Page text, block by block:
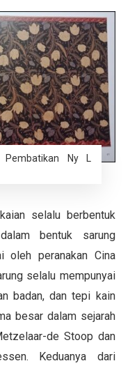
Ny L
selalu berbentuk
bentuk sarung
oleh peranakan Cina
selalu mempunyai
badan, dan tepi kain
besar dalam sejarah
de Stoop dan
Keduanya dari